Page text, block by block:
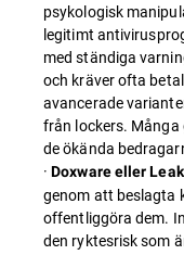
psykologisk
legitimt
med ständiga
och kräver ofta
avancerade
från lockers.
de ökända
·Doxware eller
genom att beslagta
offentliggöra dem.
den ryktesrisk som